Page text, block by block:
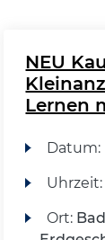
NEU
Lernen
Datum:
Uhrzeit:
Ort: